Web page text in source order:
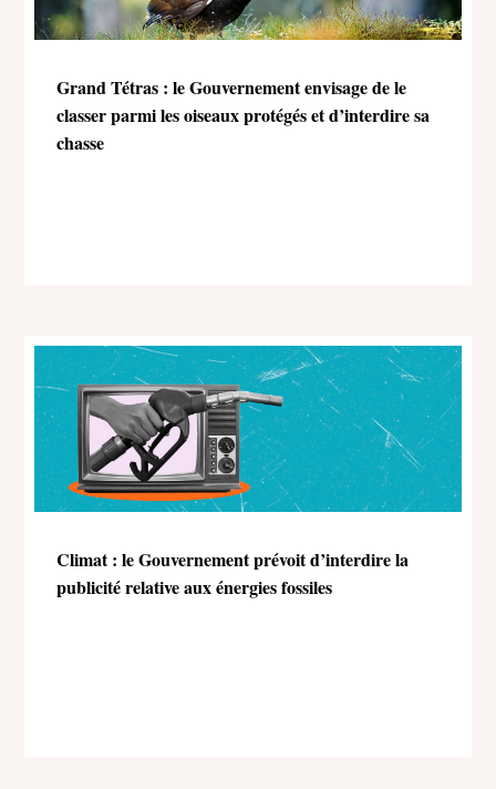
Grand Tétras : le Gouvernement envisage de le
classer parmi les oiseaux protégés et d’interdire sa
chasse
Climat : le Gouvernement prévoit d’interdire la
publicité relative aux énergies fossiles